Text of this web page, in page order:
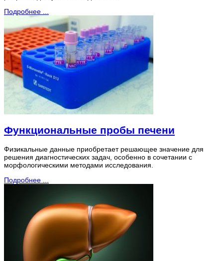
Подробнее ...
Функциональные пробы печени
Физикальные данные приобретает решающее значение для
решения диагностических задач, особенно в сочетании с
морфологическими методами исследования.
Подробнее ...